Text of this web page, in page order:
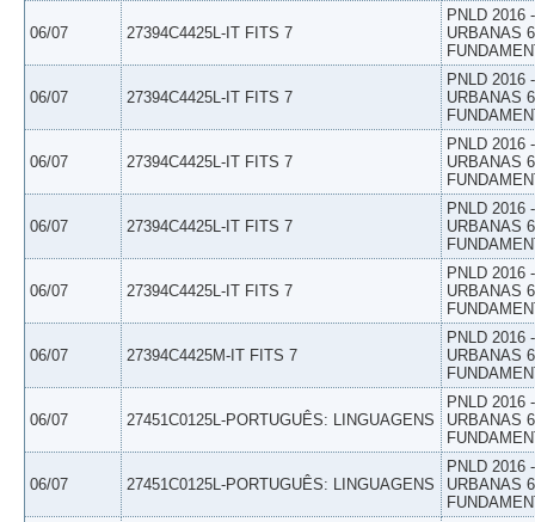
06/07 27394C4425L-IT FITS 7
PNLD 2016
URBANAS
06/07 27394C4425L-IT FITS 7
PNLD 2016
URBANAS
06/07 27394C4425L-IT FITS 7
PNLD 2016
URBANAS
06/07 27394C4425L-IT FITS 7
PNLD 2016
URBANAS
06/07 27394C4425L-IT FITS 7
PNLD 2016
URBANAS
06/07 27394C4425M-IT FITS 7
PNLD 2016
URBANAS
06/07 27451C0125L-PORTUGUÊS: LINGUAGENS
PNLD 2016
URBANAS
06/07 27451C0125L-PORTUGUÊS: LINGUAGENS
PNLD 2016
URBANAS